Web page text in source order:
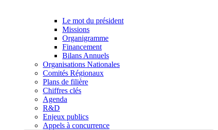
Le mot du président
Missions
Organigramme
Financement
Bilans Annuels
Organisations Nationales
Comités Régionaux
Plans de filière
Chiffres clés
Agenda
R&D
Enjeux publics
Appels à concurrence